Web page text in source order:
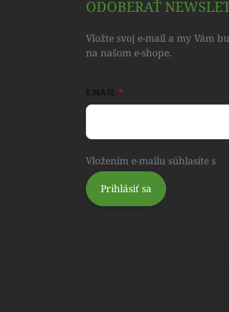
ODOBERAŤ
Vložte svoj e-mail a my Vám
na našom e-shope.
EMAIL
Vložením e-mailu súhlasíte s
Prihlásiť sa